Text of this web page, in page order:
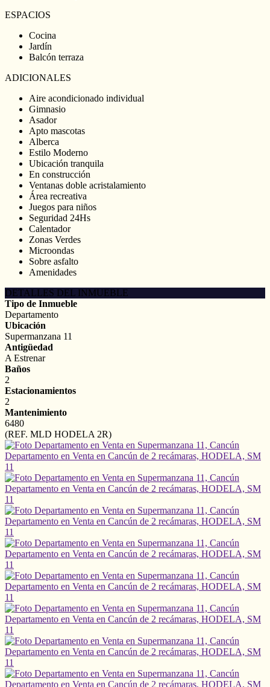
ESPACIOS
Cocina
Jardín
Balcón terraza
ADICIONALES
Aire acondicionado individual
Gimnasio
Asador
Apto mascotas
Alberca
Estilo Moderno
Ubicación tranquila
En construcción
Ventanas doble acristalamiento
Área recreativa
Juegos para niños
Seguridad 24Hs
Calentador
Zonas Verdes
Microondas
Sobre asfalto
Amenidades
DETALLES DEL INMUEBLE
Tipo de Inmueble
Departamento
Ubicación
Supermanzana 11
Antigüedad
A Estrenar
Baños
2
Estacionamientos
2
Mantenimiento
6480
(REF. MLD HODELA 2R)